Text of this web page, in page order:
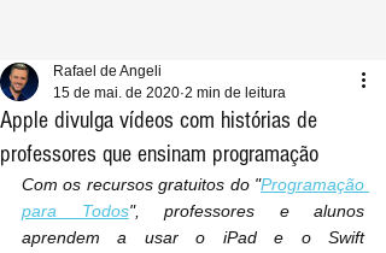
Apple divulga vídeos com histórias de
professores que ensinam programação
Rafael de Angeli
15 de mai. de 2020 2 min de leitura
Com os recursos gratuitos do "Programação
para Todos", professores e alunos
aprendem a usar o iPad e o Swift